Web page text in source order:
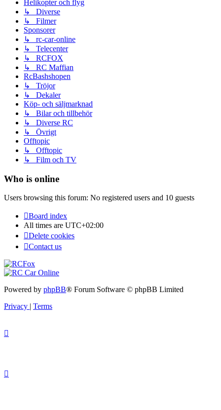
Helikopter och flyg
↳ Diverse
↳ Filmer
Sponsorer
↳ rc-car-online
↳ Telecenter
↳ RCFOX
↳ RC Maffian
RcBashshopen
↳ Tröjor
↳ Dekaler
Köp- och säljmarknad
↳ Bilar och tillbehör
↳ Diverse RC
↳ Övrigt
Offtopic
↳ Offtopic
↳ Film och TV
Who is online
Users browsing this forum: No registered users and 10 guests
Board index
All times are UTC+02:00
Delete cookies
Contact us
Powered by phpBB® Forum Software © phpBB Limited
Privacy | Terms